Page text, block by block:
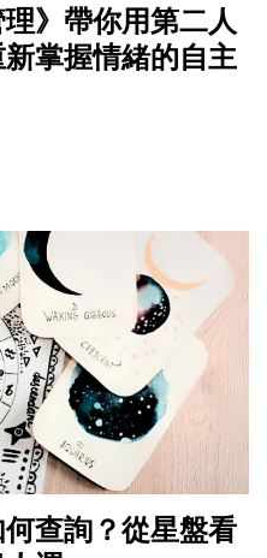
理》帶你用第二人
掌握情緒的自主
查詢？從星盤看